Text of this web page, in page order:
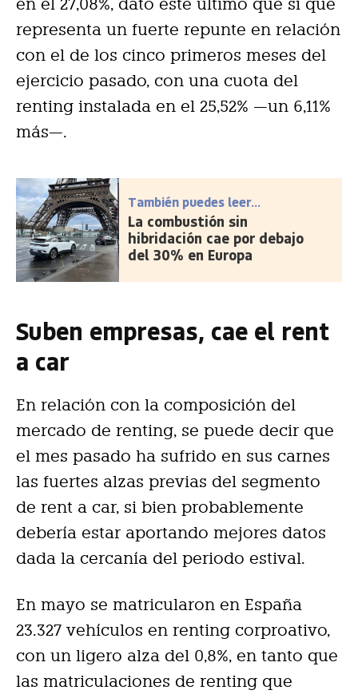
en el 27,08%, dato este último que sí que
representa un fuerte repunte en relación
con el de los cinco primeros meses del
ejercicio pasado, con una cuota del
renting instalada en el 25,52% —un 6,11%
más—.
También puedes leer...
La combustión sin
hibridación cae por debajo
del 30% en Europa
Suben empresas, cae el rent
a car
En relación con la composición del
mercado de renting, se puede decir que
el mes pasado ha sufrido en sus carnes
las fuertes alzas previas del segmento
de rent a car, si bien probablemente
debería estar aportando mejores datos
dada la cercanía del periodo estival.
En mayo se matricularon en España
23.327 vehículos en renting corproativo,
con un ligero alza del 0,8%, en tanto que
las matriculaciones de renting que